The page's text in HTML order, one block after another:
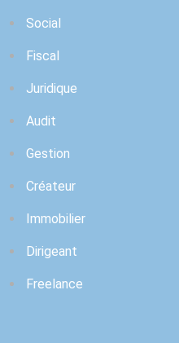
Social
Fiscal
Juridique
Audit
Gestion
Créateur
Immobilier
Dirigeant
Freelance